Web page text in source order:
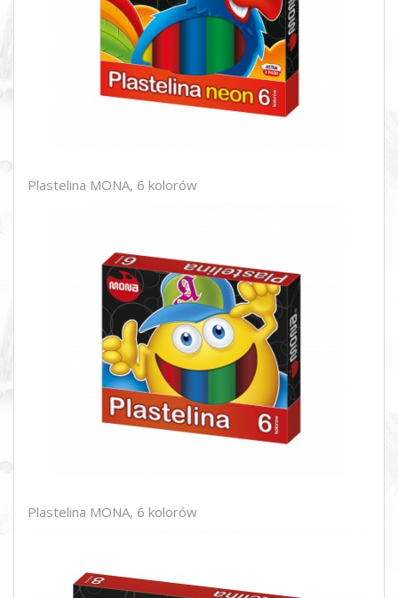
Plastelina MONA, 6 kolorów
Plastelina MONA, 6 kolorów